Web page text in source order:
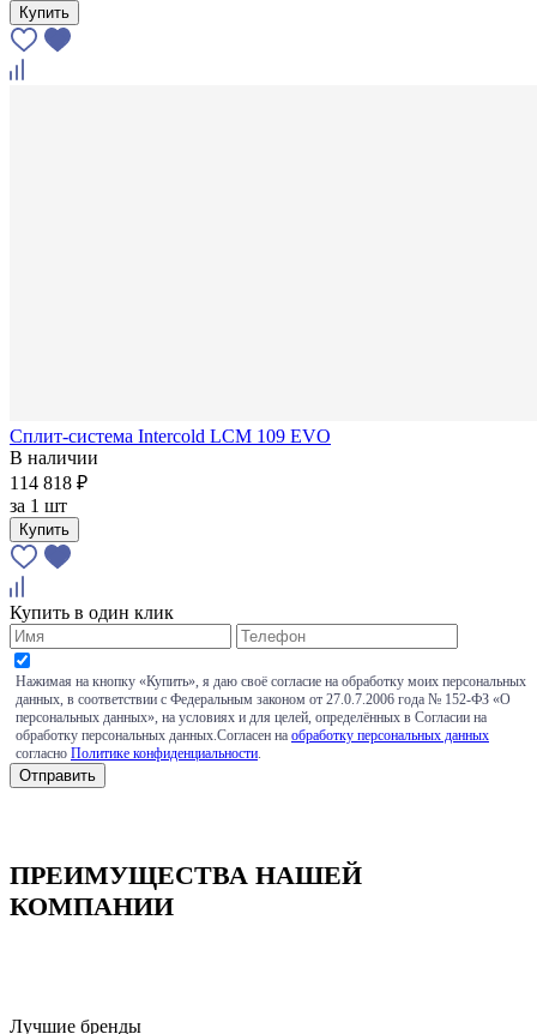
Купить
Сплит-система Intercold LCM 109 EVO
В наличии
114 818 ₽
за 1 шт
Купить
Купить в один клик
Нажимая на кнопку «Купить», я даю своё согласие на обработку моих персональных
данных, в соответствии с Федеральным законом от 27.0.7.2006 года № 152-ФЗ «О
персональных данных», на условиях и для целей, определённых в Согласии на
обработку персональных данных.Согласен на обработку персональных данных
согласно Политике конфиденциальности
ПРЕИМУЩЕСТВА НАШЕЙ
КОМПАНИИ
Лучшие бренды